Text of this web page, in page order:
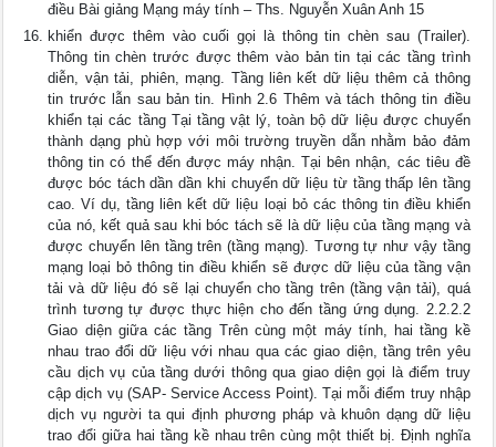
điều Bài giảng Mạng máy tính – Ths. Nguyễn Xuân Anh 15
khiển được thêm vào cuối gọi là thông tin chèn sau (Trailer).
Thông tin chèn trước được thêm vào bản tin tại các tầng trình
diễn, vận tải, phiên, mạng. Tầng liên kết dữ liệu thêm cả thông
tin trước lẫn sau bản tin. Hình 2.6 Thêm và tách thông tin điều
khiển tại các tầng Tại tầng vật lý, toàn bộ dữ liệu được chuyển
thành dạng phù hợp với môi trường truyền dẫn nhằm bảo đảm
thông tin có thể đến được máy nhận. Tại bên nhận, các tiêu đề
được bóc tách dần dần khi chuyển dữ liệu từ tầng thấp lên tầng
cao. Ví dụ, tầng liên kết dữ liệu loại bỏ các thông tin điều khiển
của nó, kết quả sau khi bóc tách sẽ là dữ liệu của tầng mạng và
được chuyển lên tầng trên (tầng mạng). Tương tự như vậy tầng
mạng loại bỏ thông tin điều khiển sẽ được dữ liệu của tầng vận
tải và dữ liệu đó sẽ lại chuyển cho tầng trên (tầng vận tải), quá
trình tương tự được thực hiện cho đến tầng ứng dụng. 2.2.2.2
Giao diện giữa các tầng Trên cùng một máy tính, hai tầng kề
nhau trao đổi dữ liệu với nhau qua các giao diện, tầng trên yêu
cầu dịch vụ của tầng dưới thông qua giao diện gọi là điểm truy
cập dịch vụ (SAP- Service Access Point). Tại mỗi điểm truy nhập
dịch vụ người ta qui định phương pháp và khuôn dạng dữ liệu
trao đổi giữa hai tầng kề nhau trên cùng một thiết bị. Định nghĩa